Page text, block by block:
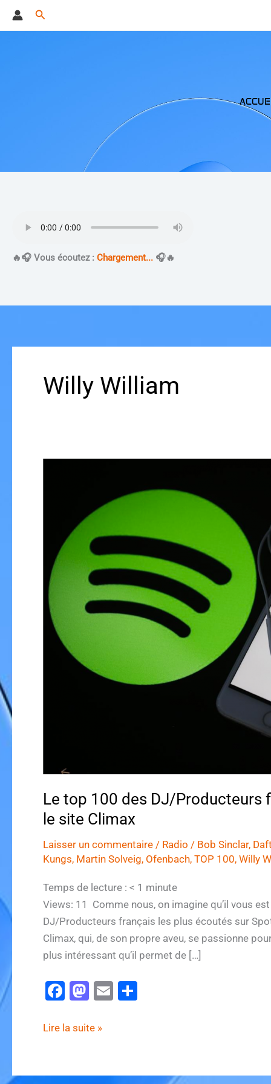
Aller
Rechercher
​🔥​🎧 Vous écoutez : Chargement... 🎧​🔥​
Willy William
Le top 100 des DJ/Producteurs
le site Climax
Laisser un commentaire / Radio / Bob Sinclar,
Kungs, Martin Solveig, Ofenbach, TOP 100, Willy
Temps de lecture : < 1 minute
Views: 11 Comme nous, on imagine qu’il vous
DJ/Producteurs français les plus écoutés sur
Climax, qui, de son propre aveu, se passionne
plus intéressant qu’il permet de […]
F
c
M
st
E
Le
des
Lire la suite »